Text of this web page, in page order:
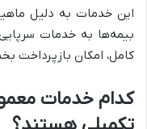
این خدمات به دلیل
بیمه‌ها به خدمات
کامل، امکان بازپرداخت
کدام خدمات